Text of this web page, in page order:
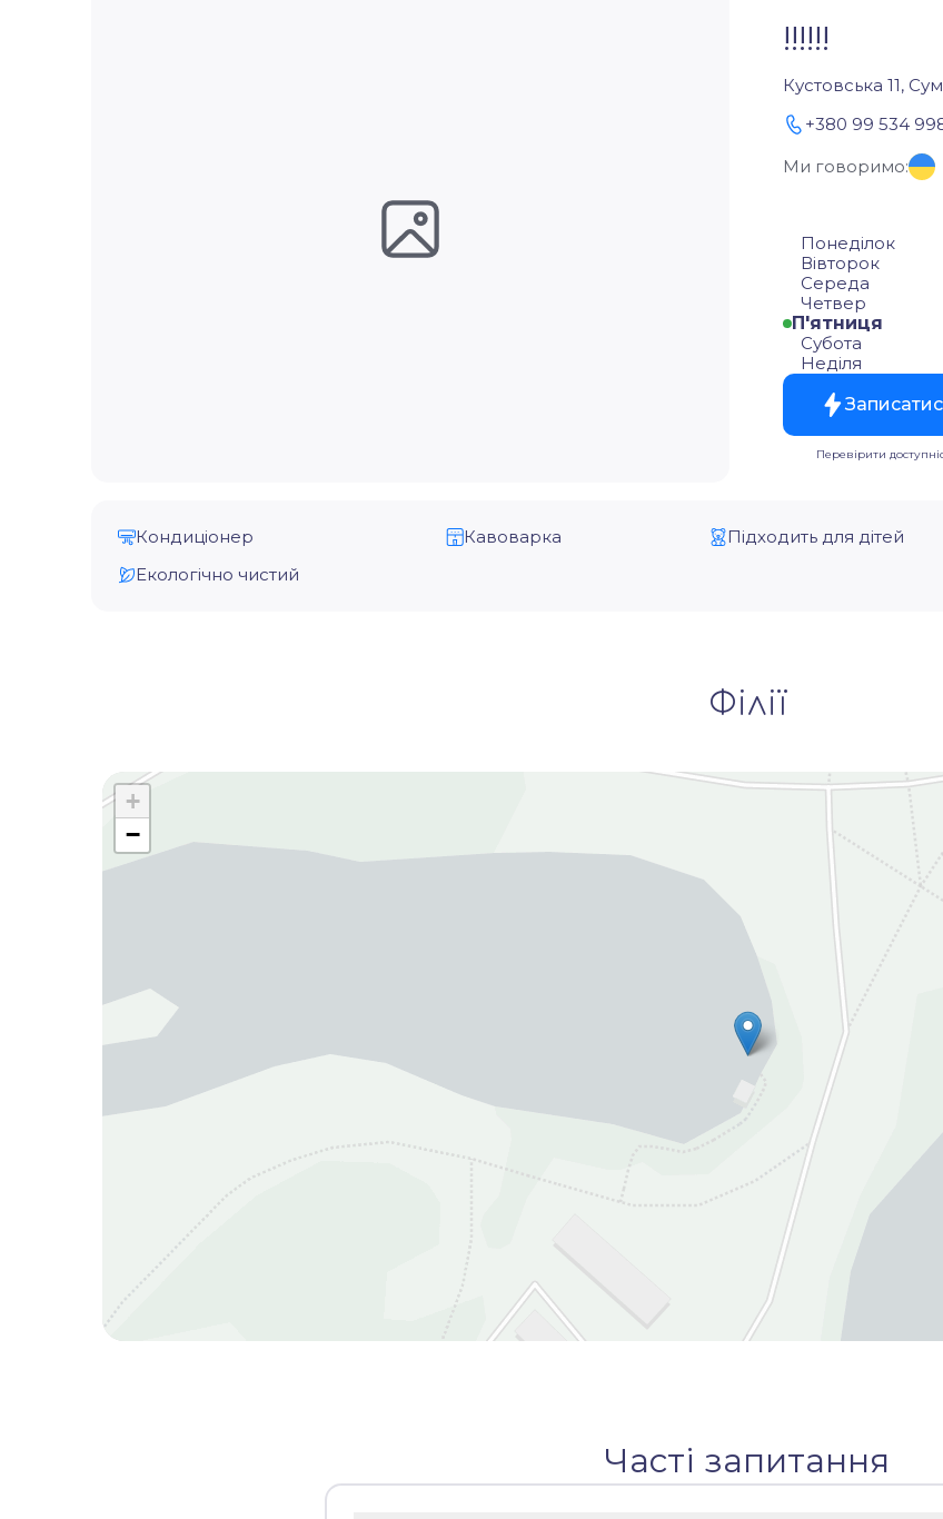
!!!!!!
Кустовська 11,
+380 99 534
Ми говоримо:
Понеділок
Вівторок
Середа
Четвер
П'ятниця
Субота
Неділя
Перевірити
Кондиціонер Кавоварка Підходить для дітей
Екологічно чистий
Філії
+
−
Часті запитання